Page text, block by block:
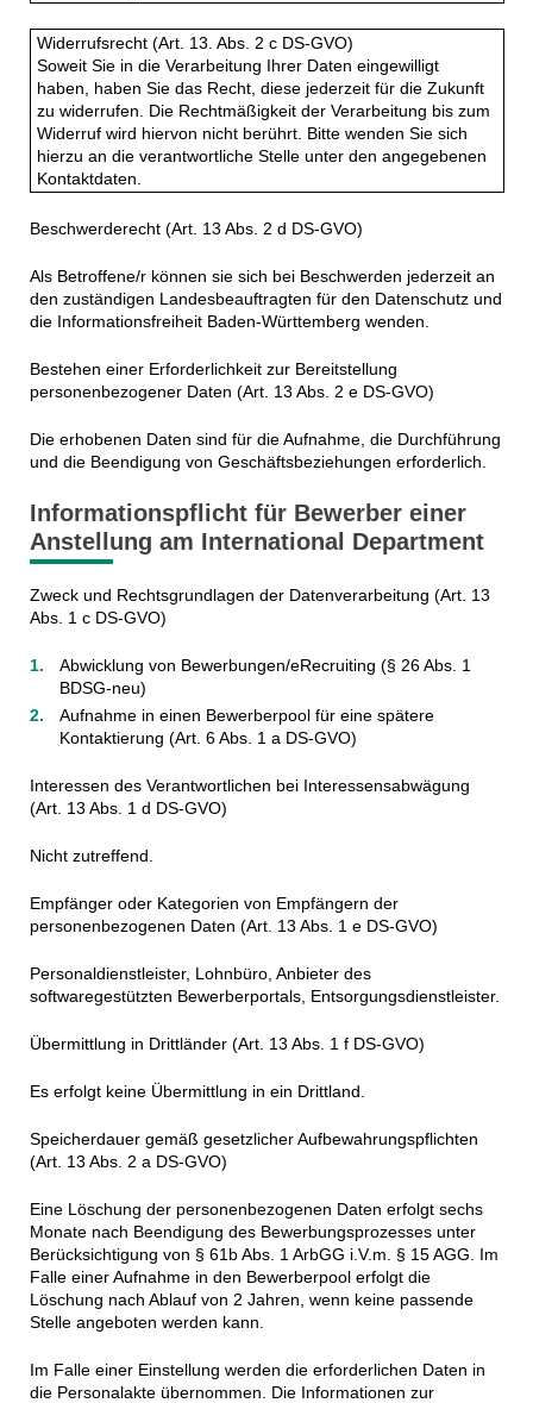
Widerrufsrecht (Art. 13. Abs. 2 c DS-GVO)
Soweit Sie in die Verarbeitung Ihrer Daten eingewilligt
haben, haben Sie das Recht, diese jederzeit für die Zukunft
zu widerrufen. Die Rechtmäßigkeit der Verarbeitung bis zum
Widerruf wird hiervon nicht berührt. Bitte wenden Sie sich
hierzu an die verantwortliche Stelle unter den angegebenen
Kontaktdaten.
Beschwerderecht (Art. 13 Abs. 2 d DS-GVO)
Als Betroffene/r können sie sich bei Beschwerden jederzeit an
den zuständigen Landesbeauftragten für den Datenschutz und
die Informationsfreiheit Baden-Württemberg wenden.
Bestehen einer Erforderlichkeit zur Bereitstellung
personenbezogener Daten (Art. 13 Abs. 2 e DS-GVO)
Die erhobenen Daten sind für die Aufnahme, die Durchführung
und die Beendigung von Geschäftsbeziehungen erforderlich.
Informationspflicht für Bewerber einer
Anstellung am International Department
Zweck und Rechtsgrundlagen der Datenverarbeitung (Art. 13
Abs. 1 c DS-GVO)
Abwicklung von Bewerbungen/eRecruiting (§ 26 Abs. 1
BDSG-neu)
Aufnahme in einen Bewerberpool für eine spätere
Kontaktierung (Art. 6 Abs. 1 a DS-GVO)
Interessen des Verantwortlichen bei Interessensabwägung
(Art. 13 Abs. 1 d DS-GVO)
Nicht zutreffend.
Empfänger oder Kategorien von Empfängern der
personenbezogenen Daten (Art. 13 Abs. 1 e DS-GVO)
Personaldienstleister, Lohnbüro, Anbieter des
softwaregestützten Bewerberportals, Entsorgungsdienstleister.
Übermittlung in Drittländer (Art. 13 Abs. 1 f DS-GVO)
Es erfolgt keine Übermittlung in ein Drittland.
Speicherdauer gemäß gesetzlicher Aufbewahrungspflichten
(Art. 13 Abs. 2 a DS-GVO)
Eine Löschung der personenbezogenen Daten erfolgt sechs
Monate nach Beendigung des Bewerbungsprozesses unter
Berücksichtigung von § 61b Abs. 1 ArbGG i.V.m. § 15 AGG. Im
Falle einer Aufnahme in den Bewerberpool erfolgt die
Löschung nach Ablauf von 2 Jahren, wenn keine passende
Stelle angeboten werden kann.
Im Falle einer Einstellung werden die erforderlichen Daten in
die Personalakte übernommen. Die Informationen zur